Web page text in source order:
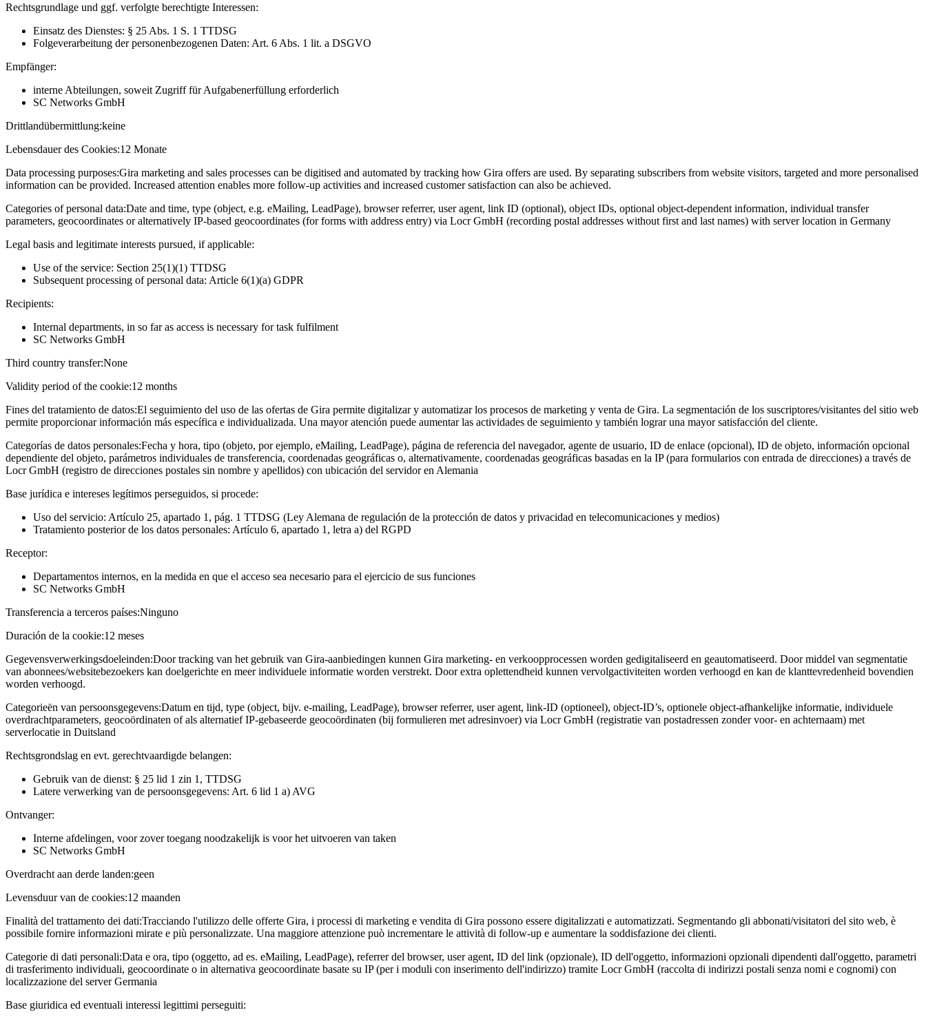
Rechtsgrundlage und ggf. verfolgte berechtigte Interessen:
Einsatz des Dienstes: § 25 Abs. 1 S. 1 TTDSG
Folgeverarbeitung der personenbezogenen Daten: Art. 6 Abs. 1 lit. a DSGVO
Empfänger:
interne Abteilungen, soweit Zugriff für Aufgabenerfüllung erforderlich
SC Networks GmbH
Drittlandübermittlung:keine
Lebensdauer des Cookies:12 Monate
Data processing purposes:Gira marketing and sales processes can be digitised and automated by tracking how Gira offers are used. By separating subscribers from website visitors, targeted and more personalised
information can be provided. Increased attention enables more follow-up activities and increased customer satisfaction can also be achieved.
Categories of personal data:Date and time, type (object, e.g. eMailing, LeadPage), browser referrer, user agent, link ID (optional), object IDs, optional object-dependent information, individual transfer
parameters, geocoordinates or alternatively IP-based geocoordinates (for forms with address entry) via Locr GmbH (recording postal addresses without first and last names) with server location in Germany
Legal basis and legitimate interests pursued, if applicable:
Use of the service: Section 25(1)(1) TTDSG
Subsequent processing of personal data: Article 6(1)(a) GDPR
Recipients:
Internal departments, in so far as access is necessary for task fulfilment
SC Networks GmbH
Third country transfer:None
Validity period of the cookie:12 months
Fines del tratamiento de datos:El seguimiento del uso de las ofertas de Gira permite digitalizar y automatizar los procesos de marketing y venta de Gira. La segmentación de los suscriptores/visitantes del sitio web
permite proporcionar información más específica e individualizada. Una mayor atención puede aumentar las actividades de seguimiento y también lograr una mayor satisfacción del cliente.
Categorías de datos personales:Fecha y hora, tipo (objeto, por ejemplo, eMailing, LeadPage), página de referencia del navegador, agente de usuario, ID de enlace (opcional), ID de objeto, información opcional
dependiente del objeto, parámetros individuales de transferencia, coordenadas geográficas o, alternativamente, coordenadas geográficas basadas en la IP (para formularios con entrada de direcciones) a través de
Locr GmbH (registro de direcciones postales sin nombre y apellidos) con ubicación del servidor en Alemania
Base jurídica e intereses legítimos perseguidos, si procede:
Uso del servicio: Artículo 25, apartado 1, pág. 1 TTDSG (Ley Alemana de regulación de la protección de datos y privacidad en telecomunicaciones y medios)
Tratamiento posterior de los datos personales: Artículo 6, apartado 1, letra a) del RGPD
Receptor:
Departamentos internos, en la medida en que el acceso sea necesario para el ejercicio de sus funciones
SC Networks GmbH
Transferencia a terceros países:Ninguno
Duración de la cookie:12 meses
Gegevensverwerkingsdoeleinden:Door tracking van het gebruik van Gira-aanbiedingen kunnen Gira marketing- en verkoopprocessen worden gedigitaliseerd en geautomatiseerd. Door middel van segmentatie
van abonnees/websitebezoekers kan doelgerichte en meer individuele informatie worden verstrekt. Door extra oplettendheid kunnen vervolgactiviteiten worden verhoogd en kan de klanttevredenheid bovendien
worden verhoogd.
Categorieën van persoonsgegevens:Datum en tijd, type (object, bijv. e-mailing, LeadPage), browser referrer, user agent, link-ID (optioneel), object-ID’s, optionele object-afhankelijke informatie, individuele
overdrachtparameters, geocoördinaten of als alternatief IP-gebaseerde geocoördinaten (bij formulieren met adresinvoer) via Locr GmbH (registratie van postadressen zonder voor- en achternaam) met
serverlocatie in Duitsland
Rechtsgrondslag en evt. gerechtvaardigde belangen:
Gebruik van de dienst: § 25 lid 1 zin 1, TTDSG
Latere verwerking van de persoonsgegevens: Art. 6 lid 1 a) AVG
Ontvanger:
Interne afdelingen, voor zover toegang noodzakelijk is voor het uitvoeren van taken
SC Networks GmbH
Overdracht aan derde landen:geen
Levensduur van de cookies:12 maanden
Finalità del trattamento dei dati:Tracciando l'utilizzo delle offerte Gira, i processi di marketing e vendita di Gira possono essere digitalizzati e automatizzati. Segmentando gli abbonati/visitatori del sito web, è
possibile fornire informazioni mirate e più personalizzate. Una maggiore attenzione può incrementare le attività di follow-up e aumentare la soddisfazione dei clienti.
Categorie di dati personali:Data e ora, tipo (oggetto, ad es. eMailing, LeadPage), referrer del browser, user agent, ID del link (opzionale), ID dell'oggetto, informazioni opzionali dipendenti dall'oggetto, parametri
di trasferimento individuali, geocoordinate o in alternativa geocoordinate basate su IP (per i moduli con inserimento dell'indirizzo) tramite Locr GmbH (raccolta di indirizzi postali senza nomi e cognomi) con
localizzazione del server Germania
Base giuridica ed eventuali interessi legittimi perseguiti: